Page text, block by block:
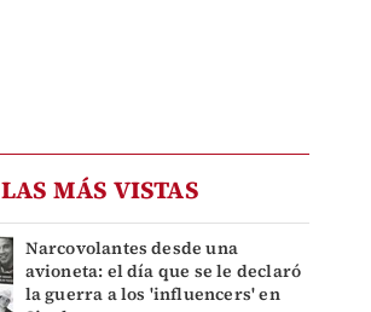
LAS MÁS VISTAS
Narcovolantes desde una
avioneta: el día que se le declaró
la guerra a los 'influencers' en